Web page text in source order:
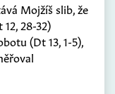
Mojžíš slib, že
28-32)
(Dt 13, 1-5),